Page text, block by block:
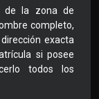
de la zona de
completo,
exacta
si posee
todos los